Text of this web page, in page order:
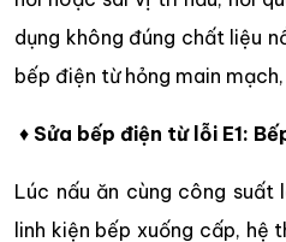
dụng không đúng chất liệu
bếp điện từ hỏng main
♦ Sửa bếp điện từ lỗi E1:
Lúc nấu ăn cùng công suất
linh kiện bếp xuống cấp, hệ